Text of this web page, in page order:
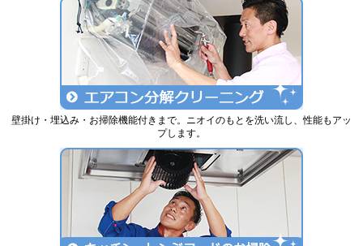
壁掛け・埋込み・お掃除機能付きまで。ニオイのもとを洗い流し、性能もアッ
プします。